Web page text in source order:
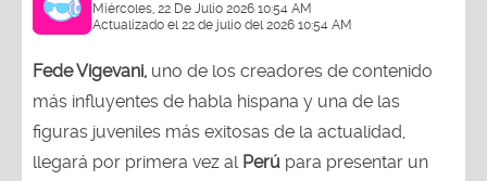
Miércoles, 22 De Julio 2026 10:54 AM
Actualizado el 22 de julio del 2026 10:54 AM
Fede Vigevani, uno de los creadores de contenido
más influyentes de habla hispana y una de las
figuras juveniles más exitosas de la actualidad,
llegará por primera vez al Perú para presentar un